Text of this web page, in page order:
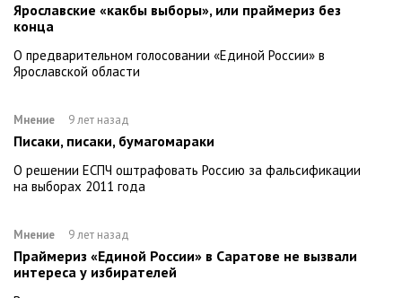
Ярославские «какбы выборы», или праймериз без
конца
О предварительном голосовании «Единой России» в
Ярославской области
Мнение 9 лет назад
Писаки, писаки, бумагомараки
О решении ЕСПЧ оштрафовать Россию за фальсификации
на выборах 2011 года
Мнение 9 лет назад
Праймериз «Единой России» в Саратове не вызвали
интереса у избирателей